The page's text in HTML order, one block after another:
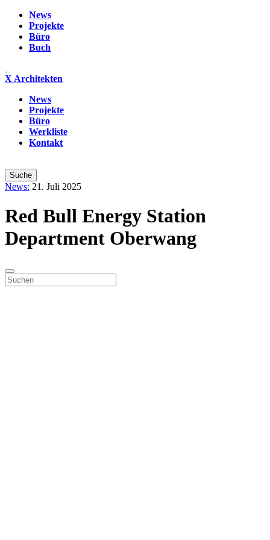
News
Projekte
Büro
Buch
X Architekten
News
Projekte
Büro
Werkliste
Kontakt
News: 21. Juli 2025
Red Bull Energy Station
Department Oberwang